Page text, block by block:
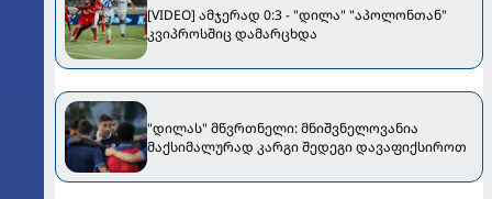
[VIDEO] ამჯერად 0:3 - "დილა" "აპოლონთან"
კვიპროსშიც დამარცხდა
"დილას" მწვრთნელი: მნიშვნელოვანია
მაქსიმალურად კარგი შედეგი დავაფიქსიროთ